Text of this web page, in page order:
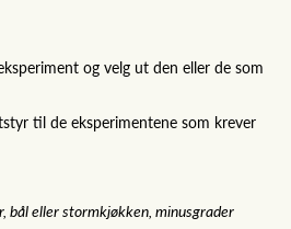
og velg ut den eller de som
til de eksperimentene som krever
bål eller stormkjøkken, minusgrader